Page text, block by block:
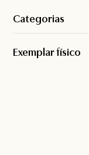
Categorias
Exemplar físico